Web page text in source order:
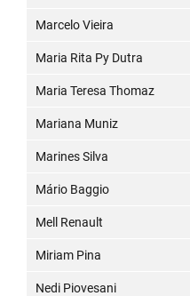
Marcelo Vieira
Maria Rita Py Dutra
Maria Teresa Thomaz
Mariana Muniz
Marines Silva
Mário Baggio
Mell Renault
Miriam Pina
Nedi Piovesani